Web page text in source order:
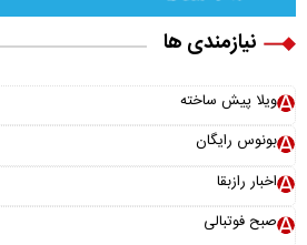
نیازمندی ها
ویلا پیش ساخته
بونوس رایگان
اخبار رازبقا
صبح فوتبالی